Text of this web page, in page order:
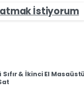
İstiyorum
& İkinci El